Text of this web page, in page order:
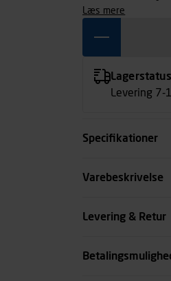
læs mere
Levering 7-
Specifikationer
Antal trin incl.
Varebeskrivelse
Levering & Retur